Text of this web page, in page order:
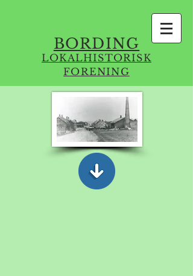
BORDING
LOKALHISTORISK
FORENING